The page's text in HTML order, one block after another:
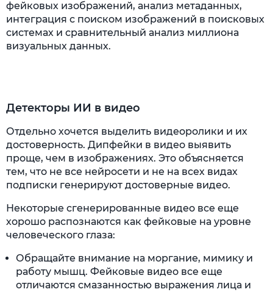
фейковых изображений, анализ метаданных,
интеграция с поиском изображений в поисковых
системах и сравнительный анализ миллиона
визуальных данных.
Детекторы ИИ в видео
Отдельно хочется выделить видеоролики и их
достоверность. Дипфейки в видео выявить
проще, чем в изображениях. Это объясняется
тем, что не все нейросети и не на всех видах
подписки генерируют достоверные видео.
Некоторые сгенерированные видео все еще
хорошо распознаются как фейковые на уровне
человеческого глаза:
Обращайте внимание на моргание, мимику и
работу мышц. Фейковые видео все еще
отличаются смазанностью выражения лица и